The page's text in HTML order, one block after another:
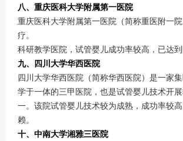
八、重庆医科大学附属第一医院
重庆医科大学附属第一医院（简称重医附一
疗。
科研教学医院，试管婴儿成功率较高，已达到
九、四川大学华西医院
四川大学华西医院（简称华西医院）是一家
学于一体的三甲医院，也是试管婴儿技术开
一。该院试管婴儿技术较为成熟，成功率较
赖。
十、中南大学湘雅三医院